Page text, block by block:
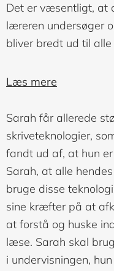
Det er væsentligt, at
læreren undersøger
bliver bredt ud til
Læs mere
Sarah får allerede
skriveteknologier,
fandt ud af, at hun
Sarah, at alle
bruge disse
sine kræfter på at
at forstå og huske
læse. Sarah skal
i undervisningen,